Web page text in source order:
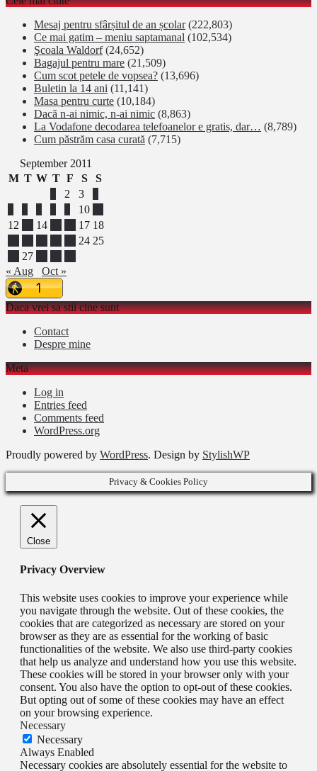
Mesaj pentru sfârșitul de an școlar (222,803)
Ce mai gatim – meniu saptamanal (102,534)
Şcoala Waldorf (24,652)
Bagajul pentru mare (21,509)
Cum scot petele de vopsea? (13,696)
Buletin la 14 ani (11,141)
Masa pentru curte (10,184)
Dacă n-ai nimic, n-ai nimic (8,863)
La Vodafone decodarea telefoanelor e gratis, dar… (8,789)
Cum păstrăm casa curată (7,715)
September 2011
M T W T F S
S
2 3
10
12
14 17 18
24 25
27
« Aug
Oct »
Daca vrei sa stii cine sunt
Contact
Despre mine
Meta
Log in
Entries feed
Comments feed
WordPress.org
Proudly powered by WordPress. Design by StylishWP
Privacy & Cookies Policy
Close
Privacy Overview
This website uses cookies to improve your experience while
you navigate through the website. Out of these cookies, the
cookies that are categorized as necessary are stored on your
browser as they are as essential for the working of basic
functionalities of the website. We also use third-party cookies
that help us analyze and understand how you use this website.
These cookies will be stored in your browser only with your
consent. You also have the option to opt-out of these cookies.
But opting out of some of these cookies may have an effect
on your browsing experience.
Necessary
Necessary
Always Enabled
Necessary cookies are absolutely essential for the website to